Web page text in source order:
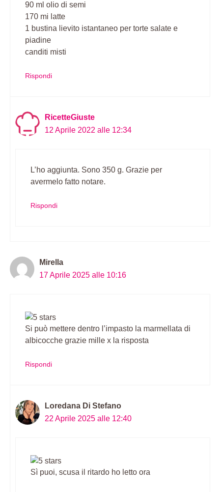
90 ml olio di semi
170 mi latte
1 bustina lievito istantaneo per torte salate e
piadine
canditi misti
Rispondi
RicetteGiuste
12 Aprile 2022 alle 12:34
L’ho aggiunta. Sono 350 g. Grazie per
avermelo fatto notare.
Rispondi
Mirella
17 Aprile 2025 alle 10:16
Si può mettere dentro l’impasto la marmellata di
albicocche grazie mille x la risposta
Rispondi
Loredana Di Stefano
22 Aprile 2025 alle 12:40
Sì puoi, scusa il ritardo ho letto ora